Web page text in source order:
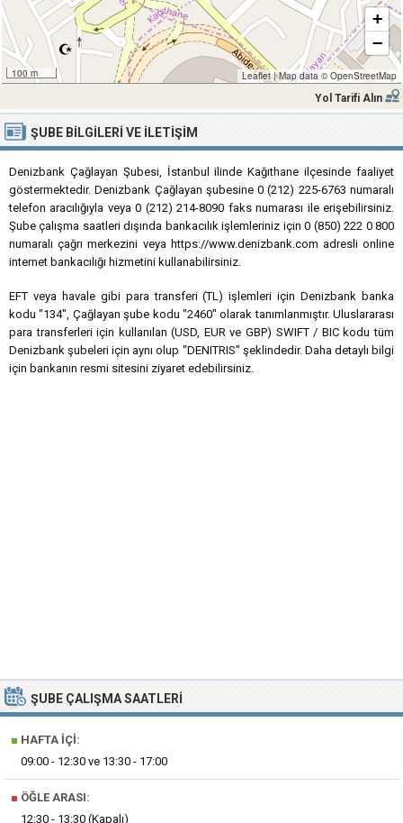
100 m
+
−
Leaflet |Map data ©OpenStreetMap
Yol Tarifi Alın
ŞUBE BILGILERI VE İLETIŞIM
Denizbank Çağlayan Şubesi, İstanbul ilinde Kağıthane ilçesinde faaliyet
göstermektedir. Denizbank Çağlayan şubesine 0 (212) 225-6763 numaralı
telefon aracılığıyla veya 0 (212) 214-8090 faks numarası ile erişebilirsiniz.
Şube çalışma saatleri dışında bankacılık işlemleriniz için 0 (850) 222 0 800
numaralı çağrı merkezini veya https://www.denizbank.com adresli online
internet bankacılığı hizmetini kullanabilirsiniz.
EFT veya havale gibi para transferi (TL) işlemleri için Denizbank banka
kodu "134", Çağlayan şube kodu "2460" olarak tanımlanmıştır. Uluslararası
para transferleri için kullanılan (USD, EUR ve GBP) SWIFT / BIC kodu tüm
Denizbank şubeleri için aynı olup "DENITRIS" şeklindedir. Daha detaylı bilgi
için bankanın resmi sitesini ziyaret edebilirsiniz.
ŞUBE ÇALIŞMA SAATLERI
■ HAFTA İÇI:
09:00 - 12:30 ve 13:30 - 17:00
■ ÖĞLE ARASI:
12:30 - 13:30 (Kapalı)